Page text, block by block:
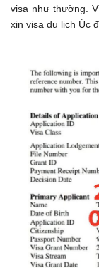
visa như thường.
xin visa du lịch Úc